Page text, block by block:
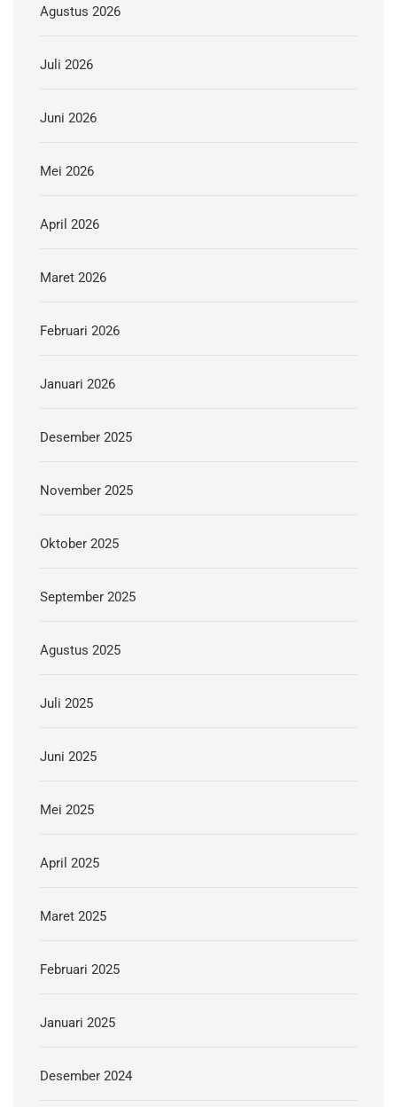
Agustus 2026
Juli 2026
Juni 2026
Mei 2026
April 2026
Maret 2026
Februari 2026
Januari 2026
Desember 2025
November 2025
Oktober 2025
September 2025
Agustus 2025
Juli 2025
Juni 2025
Mei 2025
April 2025
Maret 2025
Februari 2025
Januari 2025
Desember 2024